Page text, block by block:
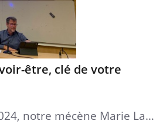
être, clé de votre
notre mécène Marie La…